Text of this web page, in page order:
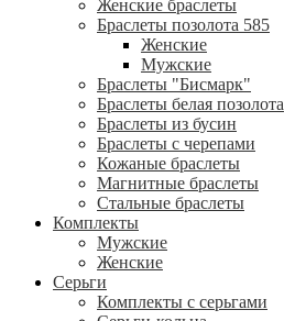
Женские браслеты
Браслеты позолота 585
Женские
Мужские
Браслеты "Бисмарк"
Браслеты белая позолота
Браслеты из бусин
Браслеты с черепами
Кожаные браслеты
Магнитные браслеты
Стальные браслеты
Комплекты
Мужские
Женские
Серьги
Комплекты с серьгами